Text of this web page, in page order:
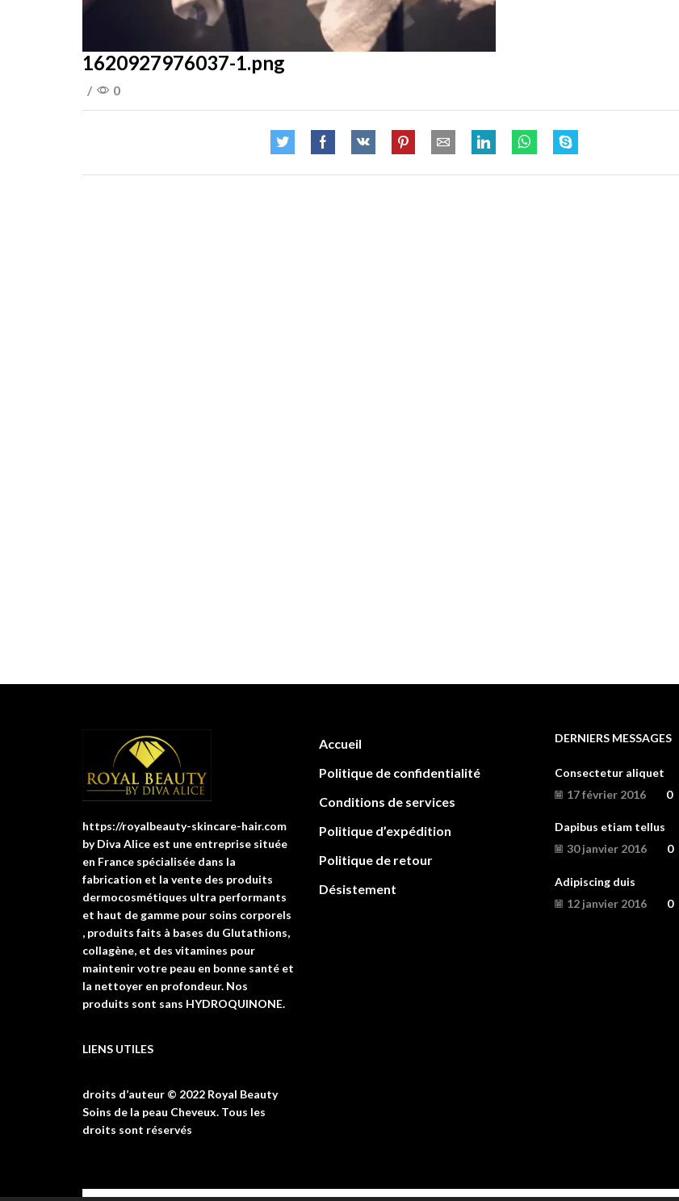
1620927976037-1.png
/ 0
https://royalbeauty-skincare-hair.com
by Diva Alice est une entreprise située
en France spécialisée dans la
fabrication et la vente des produits
dermocosmétiques ultra performants
et haut de gamme pour soins corporels
, produits faits à bases du Glutathions,
collagène, et des vitamines pour
maintenir votre peau en bonne santé et
la nettoyer en profondeur. Nos
produits sont sans HYDROQUINONE.
LIENS UTILES
droits d’auteur © 2022 Royal Beauty
Soins de la peau Cheveux. Tous les
droits sont réservés
Accueil
Politique de confidentialité
Conditions de services
Politique d’expédition
Politique de retour
Désistement
DERNIERS MESSAGES
Consectetur aliquet
17 février 2016
0
Dapibus etiam tellus
30 janvier 2016
0
Adipiscing duis
12 janvier 2016
0